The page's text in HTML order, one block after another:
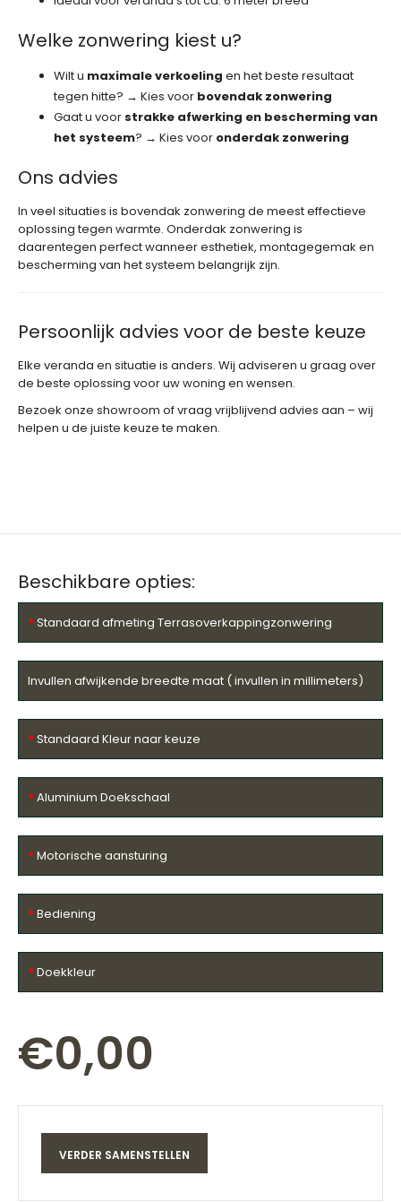
Welke zonwering kiest u?
Wilt u maximale verkoeling en het beste resultaat
tegen hitte? → Kies voor bovendak zonwering
Gaat u voor strakke afwerking en bescherming van
het systeem? → Kies voor onderdak zonwering
Ons advies
In veel situaties is bovendak zonwering de meest effectieve
oplossing tegen warmte. Onderdak zonwering is
daarentegen perfect wanneer esthetiek, montagegemak en
bescherming van het systeem belangrijk zijn.
Persoonlijk advies voor de beste keuze
Elke veranda en situatie is anders. Wij adviseren u graag over
de beste oplossing voor uw woning en wensen.
Bezoek onze showroom of vraag vrijblijvend advies aan – wij
helpen u de juiste keuze te maken.
Beschikbare opties:
Standaard afmeting Terrasoverkappingzonwering
Invullen afwijkende breedte maat ( invullen in millimeters)
Standaard Kleur naar keuze
Aluminium Doekschaal
Motorische aansturing
Bediening
Doekkleur
€0,00